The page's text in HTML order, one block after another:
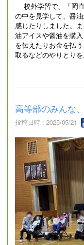
校外学習で、「岡
の中を見学して、醤
感じたりしました。
油アイスや醤油を購
を伝えたりお金を払
取るなどのやりとり
高等部のみんな
投稿日時 : 2025/05/21